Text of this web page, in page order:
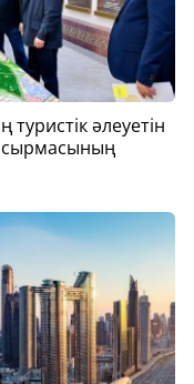
әлеуетін